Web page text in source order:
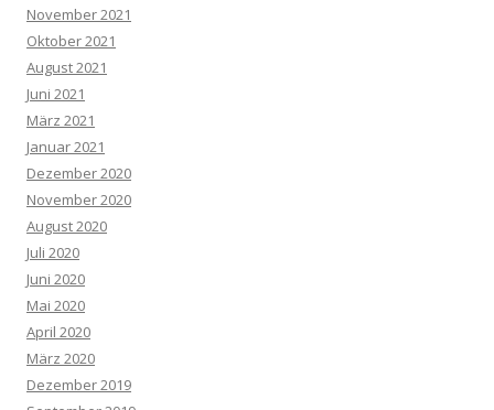
November 2021
Oktober 2021
August 2021
Juni 2021
März 2021
Januar 2021
Dezember 2020
November 2020
August 2020
Juli 2020
Juni 2020
Mai 2020
April 2020
März 2020
Dezember 2019